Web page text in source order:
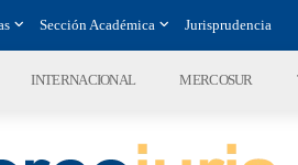
Sección Académica Jurisprudencia
INTERNACIONAL MERCOSUR